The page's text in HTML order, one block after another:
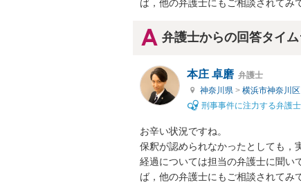
ば，他の弁護士にもご相談されてみ
弁護士からの回答タイ
本庄 卓磨 弁護士
神奈川県 > 横浜市神奈川区
刑事事件に注力する弁護士
お辛い状況ですね。
保釈が認められなかったとしても，
経過については担当の弁護士に聞い
ば，他の弁護士にもご相談されてみ